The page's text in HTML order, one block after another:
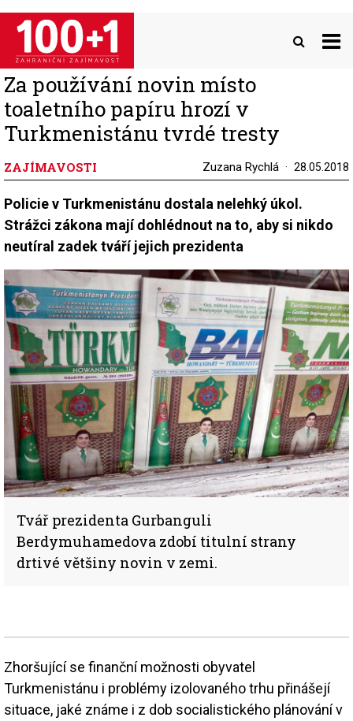
Přejít
hlavnímu
obsahu
Za používání novin místo
toaletního papíru hrozí v
Turkmenistánu tvrdé tresty
ZAJÍMAVOSTI Zuzana Rychlá 28.05.2018
Policie v Turkmenistánu dostala nelehký úkol.
Strážci zákona mají dohlédnout na to, aby si nikdo
neutíral zadek tváří jejich prezidenta
Tvář prezidenta Gurbanguli
Berdymuhamedova zdobí titulní strany
drtivé většiny novin v zemi.
Zhoršující se finanční možnosti obyvatel
Turkmenistánu i problémy izolovaného trhu přinášejí
situace, jaké známe i z dob socialistického plánování v